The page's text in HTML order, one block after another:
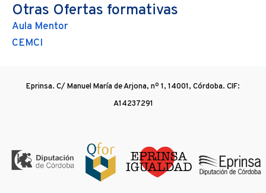
Otras Ofertas formativas
Aula Mentor
CEMCI
Eprinsa. C/ Manuel María de Arjona, nº 1, 14001, Córdoba. CIF:
A14237291